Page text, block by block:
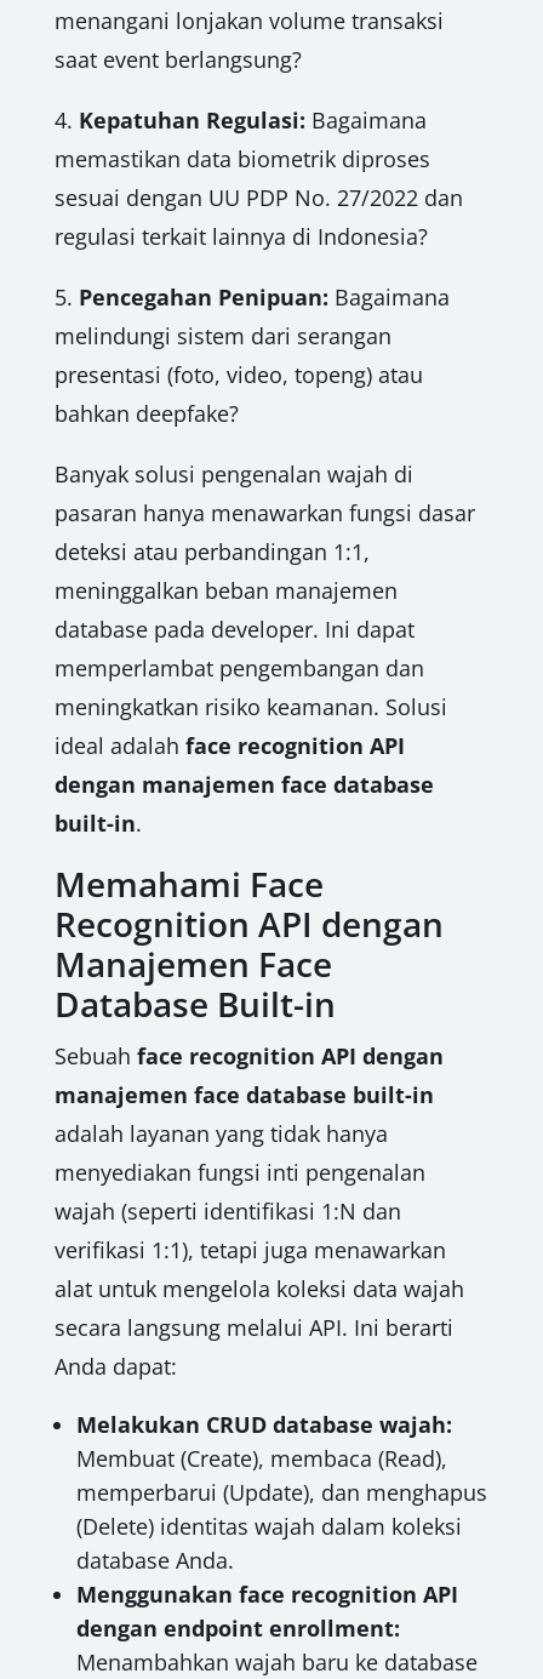
menangani lonjakan volume transaksi
saat event berlangsung?
4. Kepatuhan Regulasi: Bagaimana
memastikan data biometrik diproses
sesuai dengan UU PDP No. 27/2022 dan
regulasi terkait lainnya di Indonesia?
5. Pencegahan Penipuan: Bagaimana
melindungi sistem dari serangan
presentasi (foto, video, topeng) atau
bahkan deepfake?
Banyak solusi pengenalan wajah di
pasaran hanya menawarkan fungsi dasar
deteksi atau perbandingan 1:1,
meninggalkan beban manajemen
database pada developer. Ini dapat
memperlambat pengembangan dan
meningkatkan risiko keamanan. Solusi
ideal adalah face recognition API
dengan manajemen face database
built-in.
Memahami Face
Recognition API dengan
Manajemen Face
Database Built-in
Sebuah face recognition API dengan
manajemen face database built-in
adalah layanan yang tidak hanya
menyediakan fungsi inti pengenalan
wajah (seperti identifikasi 1:N dan
verifikasi 1:1), tetapi juga menawarkan
alat untuk mengelola koleksi data wajah
secara langsung melalui API. Ini berarti
Anda dapat:
Melakukan CRUD database wajah:
Membuat (Create), membaca (Read),
memperbarui (Update), dan menghapus
(Delete) identitas wajah dalam koleksi
database Anda.
Menggunakan face recognition API
dengan endpoint enrollment:
Menambahkan wajah baru ke database